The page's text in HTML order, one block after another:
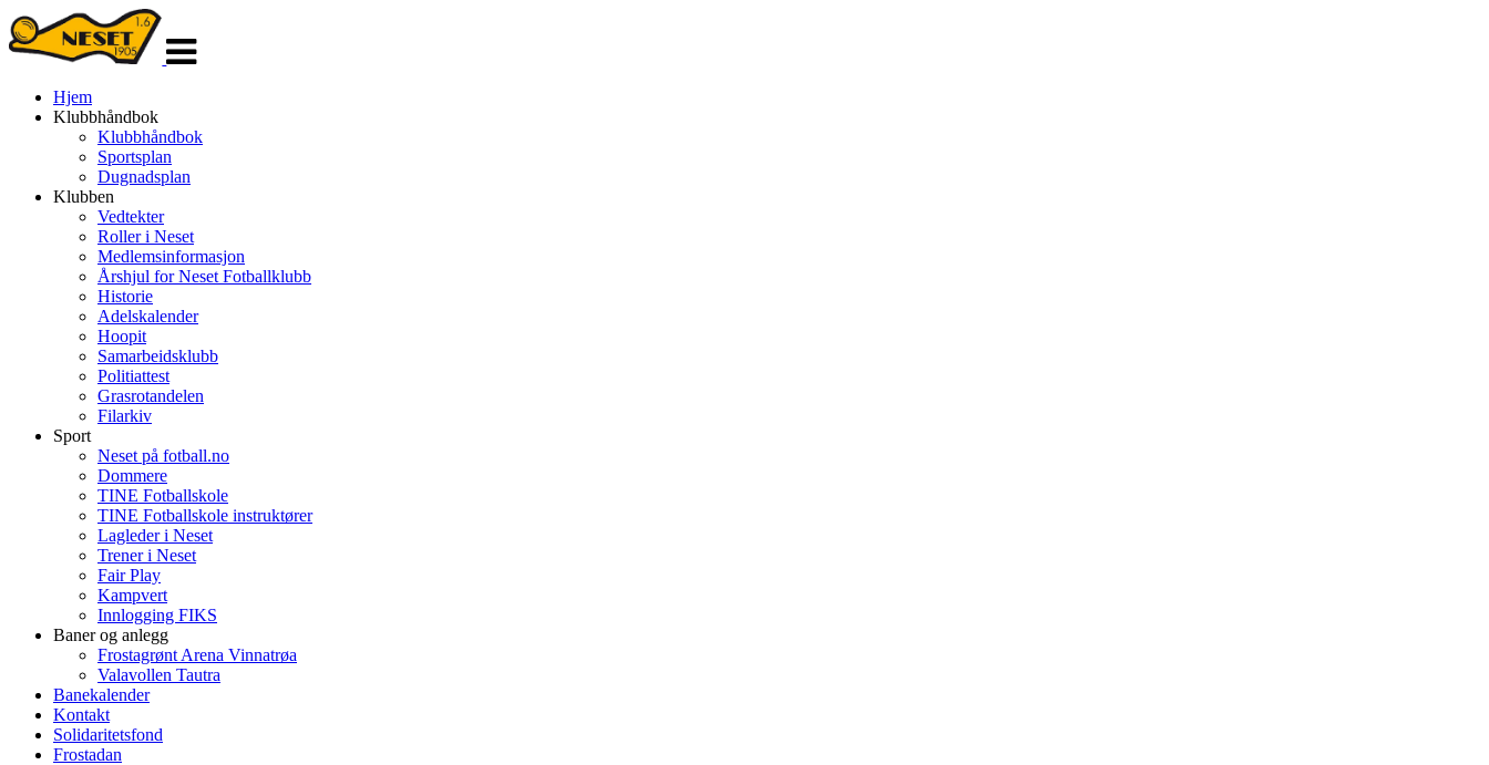
navigasjon
Hjem
Klubbhåndbok
Klubbhåndbok
Sportsplan
Dugnadsplan
Klubben
Vedtekter
Roller i Neset
Medlemsinformasjon
Årshjul for Neset Fotballklubb
Historie
Adelskalender
Hoopit
Samarbeidsklubb
Politiattest
Grasrotandelen
Filarkiv
Sport
Neset på fotball.no
Dommere
TINE Fotballskole
TINE Fotballskole instruktører
Lagleder i Neset
Trener i Neset
Fair Play
Kampvert
Innlogging FIKS
Baner og anlegg
Frostagrønt Arena Vinnatrøa
Valavollen Tautra
Banekalender
Kontakt
Solidaritetsfond
Frostadan